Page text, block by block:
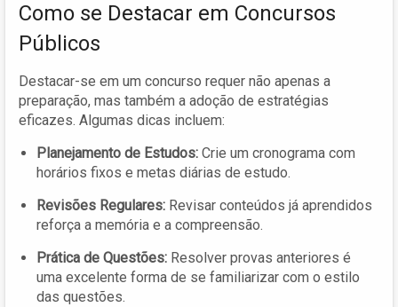
Como se Destacar em Concursos
Públicos
Destacar-se em um concurso requer não apenas a
preparação, mas também a adoção de estratégias
eficazes. Algumas dicas incluem:
Planejamento de Estudos: Crie um cronograma com
horários fixos e metas diárias de estudo.
Revisões Regulares: Revisar conteúdos já aprendidos
reforça a memória e a compreensão.
Prática de Questões: Resolver provas anteriores é
uma excelente forma de se familiarizar com o estilo
das questões.